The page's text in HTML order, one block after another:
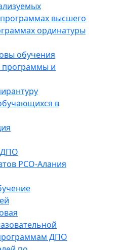
высшего
ординатуры
обучения
программы и
в
ДПО
РСО-Алания
ДПО